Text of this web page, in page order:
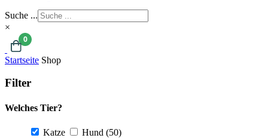
Suche ...
×
0
Startseite Shop
Filter
Welches Tier?
Katze Hund (50)